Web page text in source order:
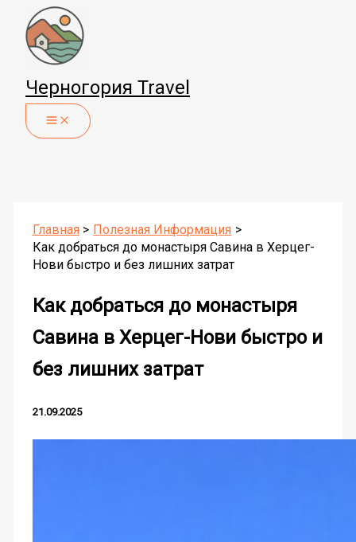
Перейти
содержимому
Черногория Travel
Главная
Полезная Информация
Как добраться до монастыря Савина в Херцег-
Нови быстро и без лишних затрат
Как добраться до монастыря
Савина в Херцег-Нови быстро и
без лишних затрат
21.09.2025